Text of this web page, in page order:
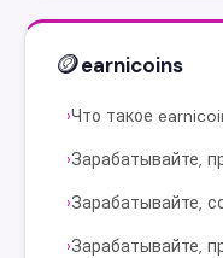
🪙earnicoins
›Что такое
›Зарабатывайте,
›Зарабатывайте,
›Зарабатывайте,